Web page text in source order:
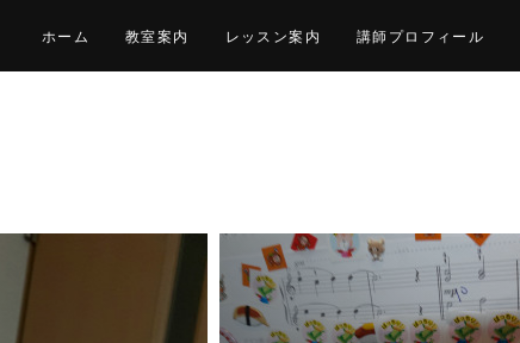
ホーム 教室案内 レッスン案内 講師プロフィール